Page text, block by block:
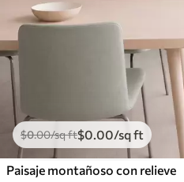
$0.00/sq ft$0 .00/sq ft
Paisaje montañoso con relieve